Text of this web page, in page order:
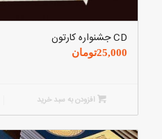
CD جشنواره کارتون
25,000تومان
افزودن به سبد خرید